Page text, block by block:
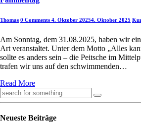
Thomas 0 Comments 4. Oktober 20254. Oktober 2025
Am Sonntag, dem 31.08.2025, haben wir
Art veranstaltet. Unter dem Motto „Alles
sollte es anders sein – die Peitsche im
trafen wir uns auf den schwimmenden…
Read More
Neueste Beiträge